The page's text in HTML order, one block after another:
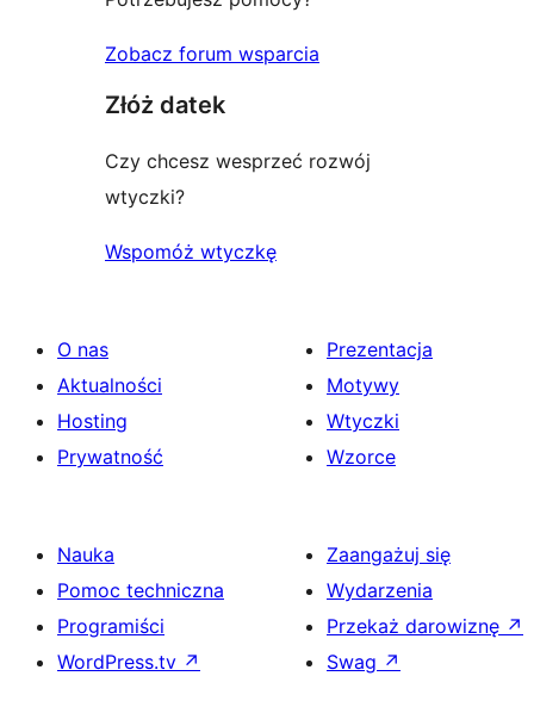
Zobacz forum wsparcia
Złóż datek
Czy chcesz wesprzeć rozwój
wtyczki?
Wspomóż wtyczkę
O nas
Aktualności
Hosting
Prywatność
Prezentacja
Motywy
Wtyczki
Wzorce
Nauka
Pomoc techniczna
Programiści
WordPress.tv ↗
Zaangażuj się
Wydarzenia
Przekaż darowiznę ↗
Swag ↗